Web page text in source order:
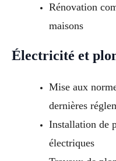
Rénovation
maisons
Électricité et
Mise aux
dernières
Installation de
électriques